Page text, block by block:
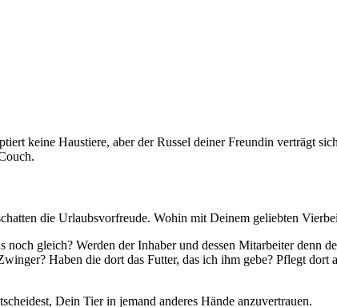
keine Haustiere, aber der Russel deiner Freundin verträgt
die Urlaubsvorfreude. Wohin mit Deinem geliebten
gleich? Werden der Inhaber und dessen Mitarbeiter denn
Haben die dort das Futter, das ich ihm gebe? Pflegt dort
Dein Tier in jemand anderes Hände anzuvertrauen.